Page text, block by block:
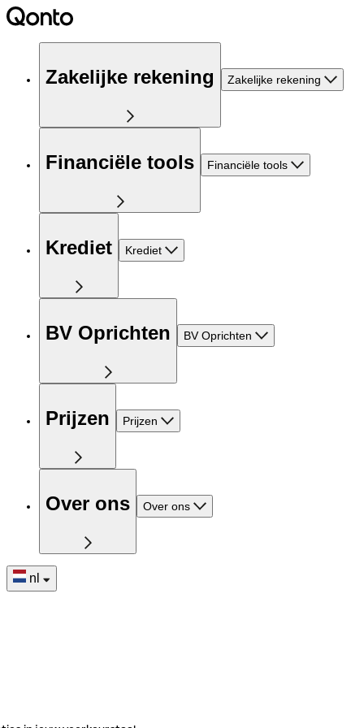
Zakelijke rekening Zakelijke rekening
Financiële tools Financiële tools
Krediet Krediet
BV Oprichten BV Oprichten
Prijzen Prijzen
Over ons Over ons
nl